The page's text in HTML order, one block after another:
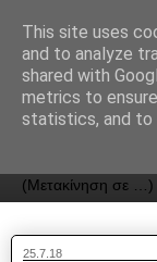
ΟΔΟΣ
25.7.18
This site uses
and to analyze
shared with
metrics to
statistics, and to